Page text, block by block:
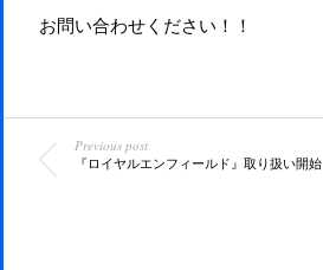
お問い合わせください！！
Previous post
『ロイヤルエンフィールド』取り扱い開始